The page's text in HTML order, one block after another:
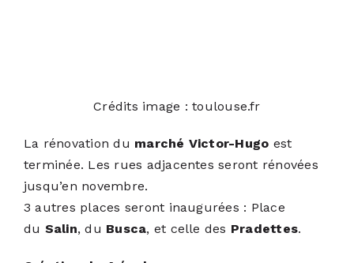
Crédits image : toulouse.fr
La rénovation du marché Victor-Hugo est
terminée. Les rues adjacentes seront rénovées
jusqu’en novembre.
3 autres places seront inaugurées : Place
du Salin, du Busca, et celle des Pradettes.